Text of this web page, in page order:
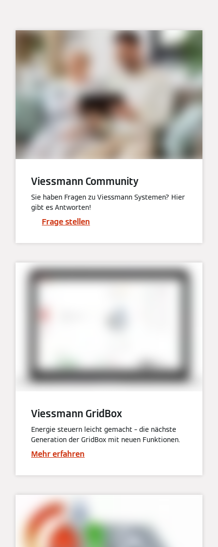
Viessmann Community
Sie haben Fragen zu Viessmann Systemen? Hier
gibt es Antworten!
Frage stellen
Viessmann GridBox
Energie steuern leicht gemacht – die nächste
Generation der GridBox mit neuen Funktionen.
Mehr erfahren